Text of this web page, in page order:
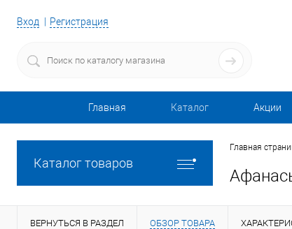
Вход Регистрация
Главная Каталог Акции
Каталог товаров
Главная
ВЕРНУТЬСЯ В РАЗДЕЛ ОБЗОР ТОВАРА